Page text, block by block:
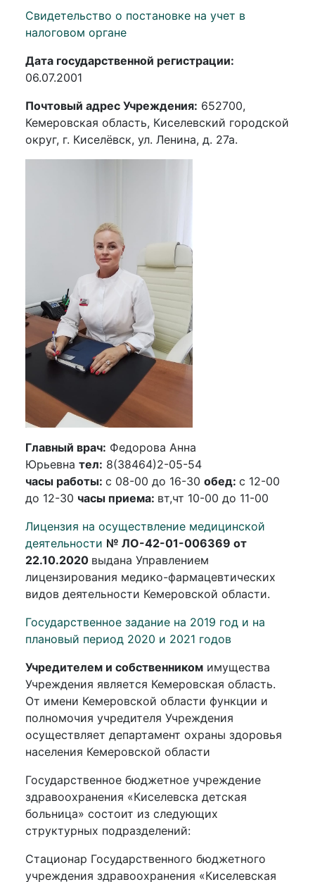
Свидетельство о постановке на учет в
налоговом органе
Дата государственной регистрации:
06.07.2001
Почтовый адрес Учреждения: 652700,
Кемеровская область, Киселевский городской
округ, г. Киселёвск, ул. Ленина, д. 27а.
Главный врач: Федорова Анна
Юрьевна тел: 8(38464)2-05-54
часы работы: с 08-00 до 16-30 обед: с 12-00
до 12-30 часы приема: вт,чт 10-00 до 11-00
Лицензия на осуществление медицинской
деятельности № ЛО-42-01-006369 от
22.10.2020 выдана Управлением
лицензирования медико-фармацевтических
видов деятельности Кемеровской области.
Государственное задание на 2019 год и на
плановый период 2020 и 2021 годов
Учредителем и собственником имущества
Учреждения является Кемеровская область.
От имени Кемеровской области функции и
полномочия учредителя Учреждения
осуществляет департамент охраны здоровья
населения Кемеровской области
Государственное бюджетное учреждение
здравоохранения «Киселевска детская
больница» состоит из следующих
структурных подразделений:
Стационар Государственного бюджетного
учреждения здравоохранения «Киселевская